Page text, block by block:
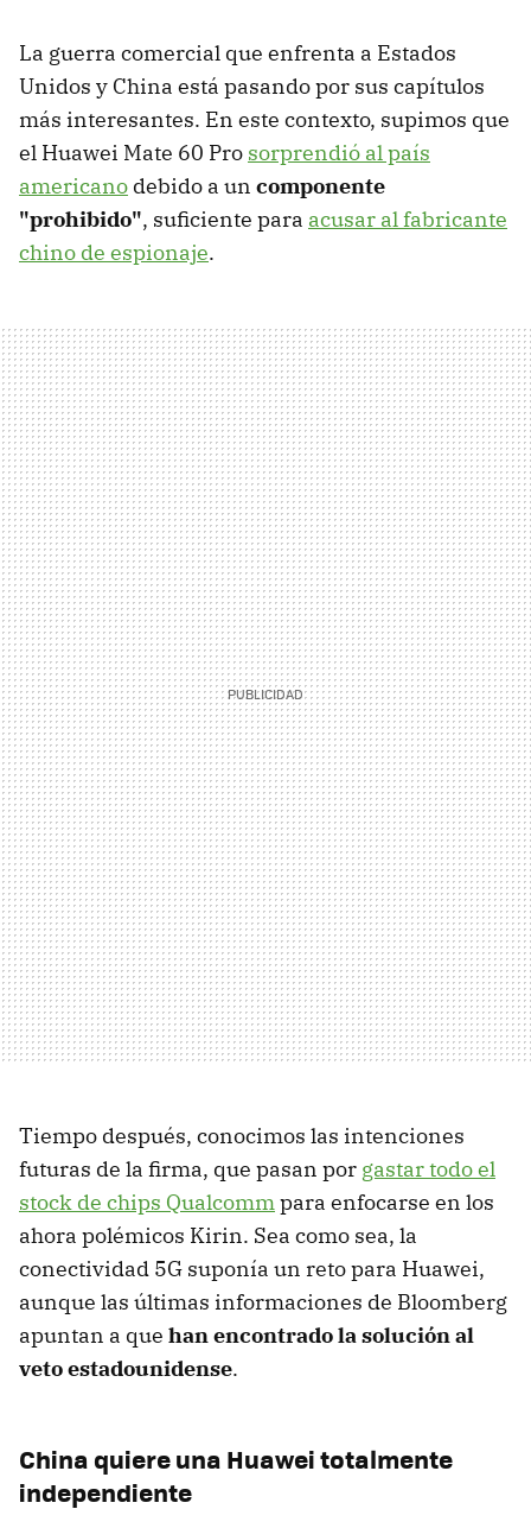
La guerra comercial que enfrenta a Estados
Unidos y China está pasando por sus capítulos
más interesantes. En este contexto, supimos que
el Huawei Mate 60 Pro sorprendió al país
americano debido a un componente
"prohibido", suficiente para acusar al fabricante
chino de espionaje.
Tiempo después, conocimos las intenciones
futuras de la firma, que pasan por gastar todo el
stock de chips Qualcommpara enfocarse en los
ahora polémicos Kirin. Sea como sea, la
conectividad 5G suponía un reto para Huawei,
aunque las últimas informaciones de Bloomberg
apuntan a que han encontrado la solución al
veto estadounidense.
China quiere una Huawei totalmente
independiente